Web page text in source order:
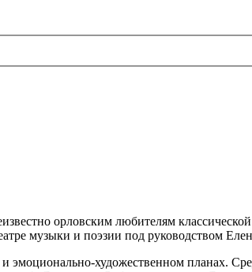
орловским любителям
музыки и поэзии под руководством
художественном планах.